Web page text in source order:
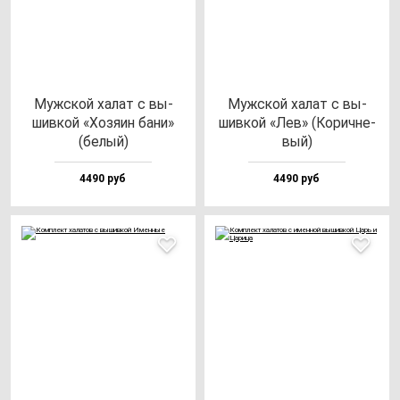
Муж­ской ха­лат с вы­
шив­кой «Хозя­ин ба­ни»
(бе­лый)
4490 руб
Муж­ской ха­лат с вы­
шив­кой «Лев» (Корич­не­
вый)
4490 руб